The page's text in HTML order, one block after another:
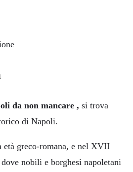
da non mancare , si trova
di Napoli.
età greco-romana, e nel XVII
nobili e borghesi napoletani